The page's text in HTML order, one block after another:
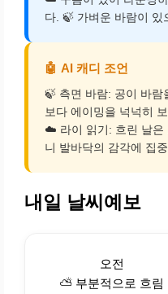
다. 🍃 가벼운 바람이 있
🤖 AI 캐디 조언
🍃 측면 바람: 공이 바람
보다 에이밍을 넉넉히
☁️ 라이 읽기: 흐린 날은
니 발바닥의 감각에 집
내일 날씨예보
오전
⛅ 부분적으로 흐림